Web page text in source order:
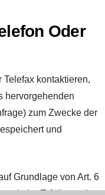
Oder
kontaktieren,
hervorgehenden
zum Zwecke der
und
Grundlage von Art. 6